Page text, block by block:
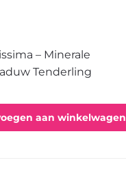
– Minerale
Tenderling
aan winkelwagen